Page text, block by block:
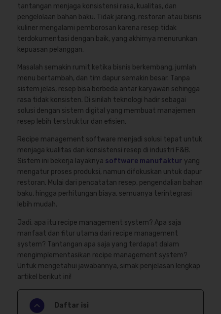
tantangan menjaga konsistensi rasa, kualitas, dan
pengelolaan bahan baku. Tidak jarang, restoran atau bisnis
kuliner mengalami pemborosan karena resep tidak
terdokumentasi dengan baik, yang akhirnya menurunkan
kepuasan pelanggan.
Masalah semakin rumit ketika bisnis berkembang, jumlah
menu bertambah, dan tim dapur semakin besar. Tanpa
sistem jelas, resep bisa berbeda antar karyawan sehingga
rasa tidak konsisten. Di sinilah teknologi hadir sebagai
solusi dengan sistem digital yang membuat manajemen
resep lebih terstruktur dan efisien.
Recipe management software menjadi solusi tepat untuk
menjaga kualitas dan konsistensi resep di industri F&B.
Sistem ini bekerja layaknya software manufaktur yang
mengatur proses produksi, namun difokuskan untuk dapur
restoran. Mulai dari pencatatan resep, pengendalian bahan
baku, hingga perhitungan biaya, semuanya terintegrasi
lebih mudah.
Jadi, apa itu recipe management system? Apa saja
manfaat dan fitur utama dari recipe management
system? Tantangan apa saja yang terdapat dalam
mengimplementasikan recipe management system?
Untuk mengetahui jawabannya, simak penjelasan lengkap
artikel berikut ini!
Daftar isi